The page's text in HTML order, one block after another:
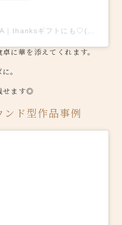
に華を添えてくれます。
。
せます◎
ンド型作品事例